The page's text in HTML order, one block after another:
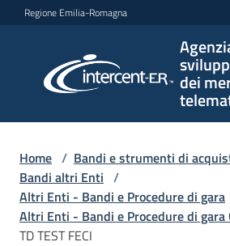
Vai al contenuto
Vai alla navigazione
Vai al footer
Regione Emilia-Romagna
dei
per lo
sviluppo
telematici
L'Agenzia
Home / Bandi e strumenti di
Bandi altri Enti /
Altri Enti - Bandi e Procedure di gara
Altri Enti - Bandi e Procedure di gara
TD TEST FECI